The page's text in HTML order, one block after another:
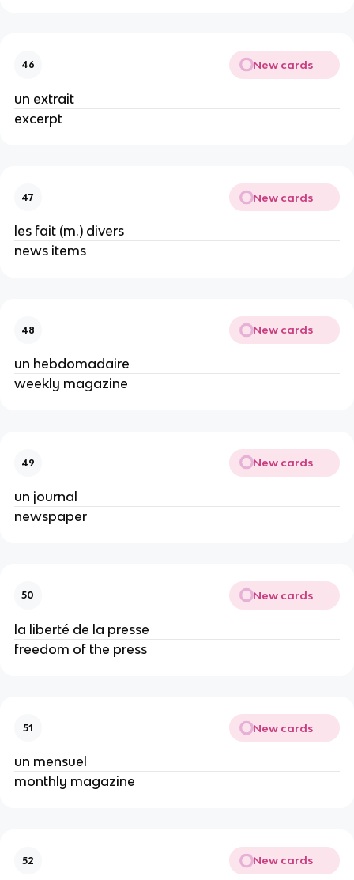
46 New cards
un extrait
excerpt
47 New cards
les fait (m.) divers
news items
48 New cards
un hebdomadaire
weekly magazine
49 New cards
un journal
newspaper
50 New cards
la liberté de la presse
freedom of the press
51 New cards
un mensuel
monthly magazine
52 New cards